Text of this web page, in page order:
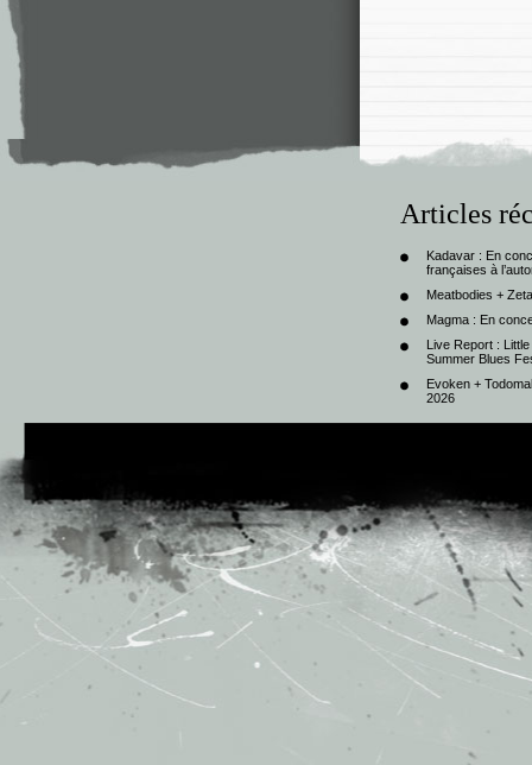
Articles
Kadavar : En
françaises à
Meatbodies +
Magma : En
Live Report :
Summer Blues
Evoken +
2026